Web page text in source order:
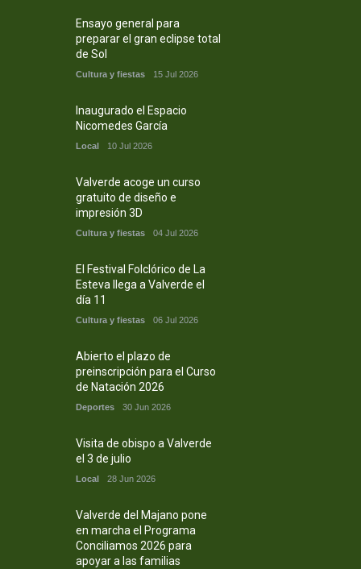
Ensayo general para
preparar el gran eclipse total
de Sol
Cultura y fiestas 15 Jul 2026
Inaugurado el Espacio
Nicomedes García
Local 10 Jul 2026
Valverde acoge un curso
gratuito de diseño e
impresión 3D
Cultura y fiestas 04 Jul 2026
El Festival Folclórico de La
Esteva llega a Valverde el
día 11
Cultura y fiestas 06 Jul 2026
Abierto el plazo de
preinscripción para el Curso
de Natación 2026
Deportes 30 Jun 2026
Visita de obispo a Valverde
el 3 de julio
Local 28 Jun 2026
Valverde del Majano pone
en marcha el Programa
Conciliamos 2026 para
apoyar a las familias